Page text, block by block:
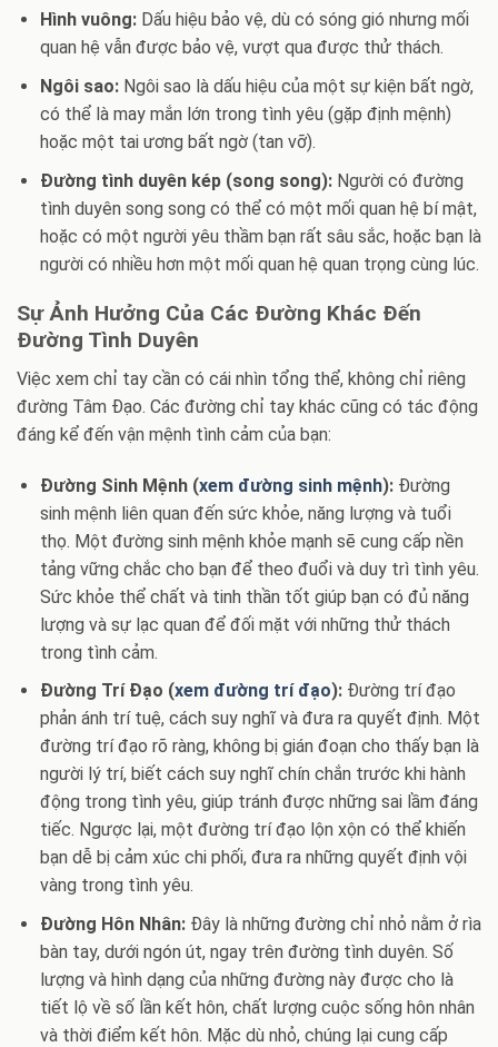
Hình vuông:Dấu hiệu bảo vệ, dù có sóng gió nhưng mối
quan hệ vẫn được bảo vệ, vượt qua được thử thách.
Ngôi sao:Ngôi sao là dấu hiệu của một sự kiện bất ngờ,
có thể là may mắn lớn trong tình yêu (gặp định mệnh)
hoặc một tai ương bất ngờ (tan vỡ).
Đường tình duyên kép (song song):Người có đường
tình duyên song song có thể có một mối quan hệ bí mật,
hoặc có một người yêu thầm bạn rất sâu sắc, hoặc bạn là
người có nhiều hơn một mối quan hệ quan trọng cùng lúc.
Sự Ảnh Hưởng Của Các Đường Khác Đến
Đường Tình Duyên
Việc xem chỉ tay cần có cái nhìn tổng thể, không chỉ riêng
đường Tâm Đạo. Các đường chỉ tay khác cũng có tác động
đáng kể đến vận mệnh tình cảm của bạn:
Đường Sinh Mệnh (xem đường sinh mệnh):Đường
sinh mệnh liên quan đến sức khỏe, năng lượng và tuổi
thọ. Một đường sinh mệnh khỏe mạnh sẽ cung cấp nền
tảng vững chắc cho bạn để theo đuổi và duy trì tình yêu.
Sức khỏe thể chất và tinh thần tốt giúp bạn có đủ năng
lượng và sự lạc quan để đối mặt với những thử thách
trong tình cảm.
Đường Trí Đạo (xem đường trí đạo):Đường trí đạo
phản ánh trí tuệ, cách suy nghĩ và đưa ra quyết định. Một
đường trí đạo rõ ràng, không bị gián đoạn cho thấy bạn là
người lý trí, biết cách suy nghĩ chín chắn trước khi hành
động trong tình yêu, giúp tránh được những sai lầm đáng
tiếc. Ngược lại, một đường trí đạo lộn xộn có thể khiến
bạn dễ bị cảm xúc chi phối, đưa ra những quyết định vội
vàng trong tình yêu.
Đường Hôn Nhân:Đây là những đường chỉ nhỏ nằm ở rìa
bàn tay, dưới ngón út, ngay trên đường tình duyên. Số
lượng và hình dạng của những đường này được cho là
tiết lộ về số lần kết hôn, chất lượng cuộc sống hôn nhân
và thời điểm kết hôn. Mặc dù nhỏ, chúng lại cung cấp